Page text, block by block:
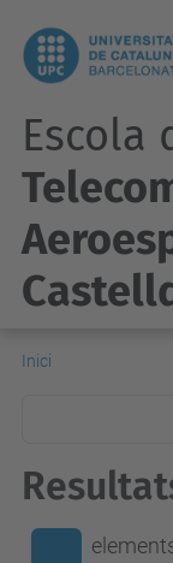
Escola
Inici